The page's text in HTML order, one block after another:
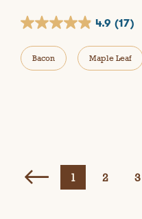
4.9 (17)
Bacon Maple Leaf
1 2 3